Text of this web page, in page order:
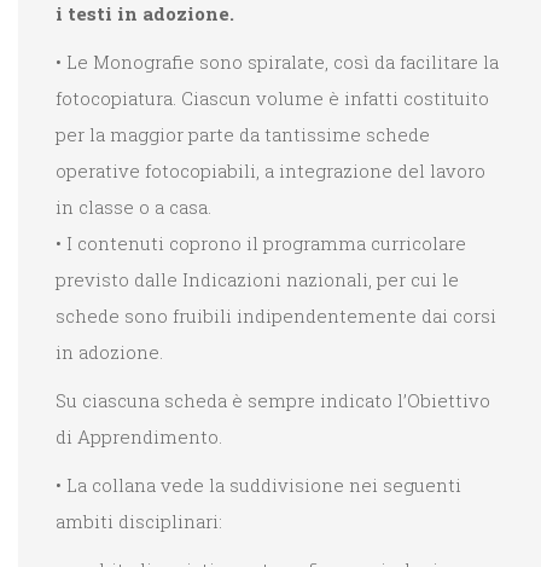
i testi in adozione.
• Le Monografie sono spiralate, così da facilitare la
fotocopiatura. Ciascun volume è infatti costituito
per la maggior parte da tantissime schede
operative fotocopiabili, a integrazione del lavoro
in classe o a casa.
• I contenuti coprono il programma curricolare
previsto dalle Indicazioni nazionali, per cui le
schede sono fruibili indipendentemente dai corsi
in adozione.
Su ciascuna scheda è sempre indicato l’Obiettivo
di Apprendimento.
• La collana vede la suddivisione nei seguenti
ambiti disciplinari: